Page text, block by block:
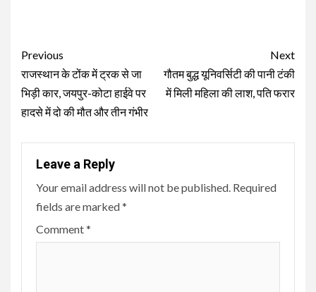
Continue
Reading
Previous
राजस्थान के टोंक में ट्रक से जा
भिड़ी कार, जयपुर-कोटा हाईवे पर
हादसे में दो की मौत और तीन गंभीर
Next
गौतम बुद्ध यूनिवर्सिटी की पानी टंकी
में मिली महिला की लाश, पति फरार
Leave a Reply
Your email address will not be published. Required
fields are marked*
Comment*